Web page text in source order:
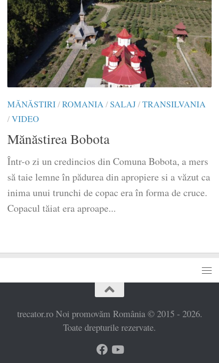
MĂNĂSTIRI/ROMANIA/SALAJ/TRANSILVANIA
/VIDEO
Mănăstirea Bobota
Într-o zi un credincios din Comuna Bobota, a mers
să taie lemne în pădurea din apropiere si a văzut ca
inima unui trunchi de copac era în forma de cruce.
Copacul tăiat era aproape...
trecator.ro Noi promovăm România © 2015 - 2026.
Toate drepturile rezervate.